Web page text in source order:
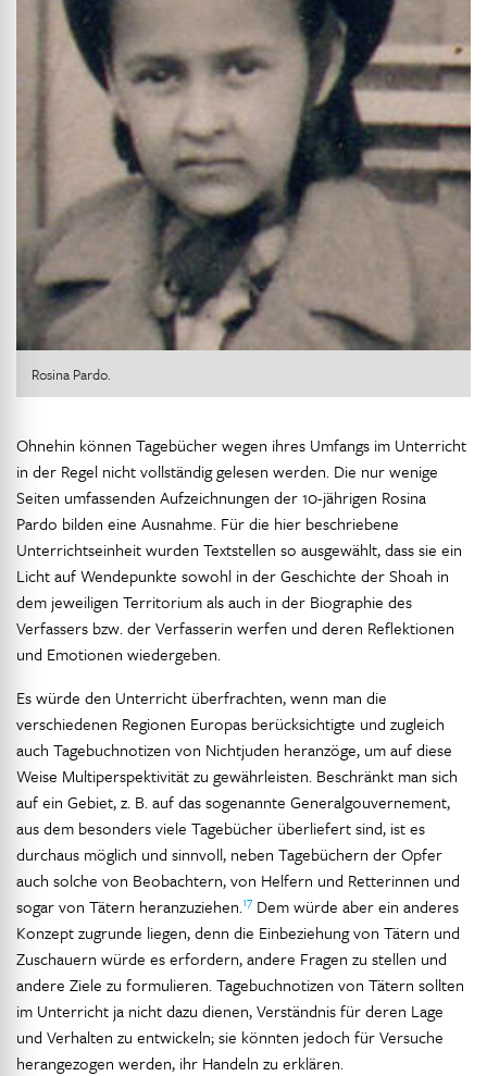
Rosina Pardo.
Ohnehin können Tagebücher wegen ihres Umfangs im Unterricht
in der Regel nicht vollständig gelesen werden. Die nur wenige
Seiten umfassenden Aufzeichnungen der 10-jährigen Rosina
Pardo bilden eine Ausnahme. Für die hier beschriebene
Unterrichtseinheit wurden Textstellen so ausgewählt, dass sie ein
Licht auf Wendepunkte sowohl in der Geschichte der Shoah in
dem jeweiligen Territorium als auch in der Biographie des
Verfassers bzw. der Verfasserin werfen und deren Reflektionen
und Emotionen wiedergeben.
Es würde den Unterricht überfrachten, wenn man die
verschiedenen Regionen Europas berücksichtigte und zugleich
auch Tagebuchnotizen von Nichtjuden heranzöge, um auf diese
Weise Multiperspektivität zu gewährleisten. Beschränkt man sich
auf ein Gebiet, z. B. auf das sogenannte Generalgouvernement,
aus dem besonders viele Tagebücher überliefert sind, ist es
durchaus möglich und sinnvoll, neben Tagebüchern der Opfer
auch solche von Beobachtern, von Helfern und Retterinnen und
sogar von Tätern heranzuziehen.17 Dem würde aber ein anderes
Konzept zugrunde liegen, denn die Einbeziehung von Tätern und
Zuschauern würde es erfordern, andere Fragen zu stellen und
andere Ziele zu formulieren. Tagebuchnotizen von Tätern sollten
im Unterricht ja nicht dazu dienen, Verständnis für deren Lage
und Verhalten zu entwickeln; sie könnten jedoch für Versuche
herangezogen werden, ihr Handeln zu erklären.